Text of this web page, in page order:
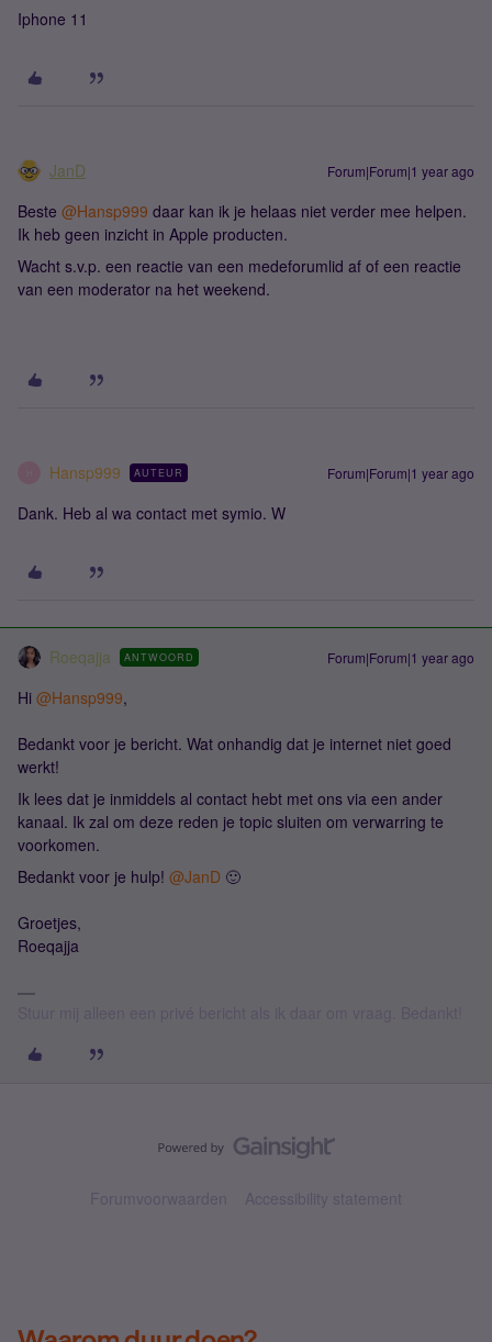
Iphone 11
JanD Forum|Forum|1 year ago
Beste ​ @Hansp999 daar kan ik je helaas niet verder mee helpen.
Ik heb geen inzicht in Apple producten.
Wacht s.v.p. een reactie van een medeforumlid af of een reactie
van een moderator na het weekend.
Hansp999 AUTEUR Forum|Forum|1 year ago
Dank. Heb al wa contact met symio. W
Roeqajja ANTWOORD Forum|Forum|1 year ago
Hi ​ @Hansp999,
Bedankt voor je bericht. Wat onhandig dat je internet niet goed
werkt!
Ik lees dat je inmiddels al contact hebt met ons via een ander
kanaal. Ik zal om deze reden je topic sluiten om verwarring te
voorkomen.
Bedankt voor je hulp! ​ @JanD 🙂
Groetjes,
Roeqajja
Forumvoorwaarden Accessibility statement